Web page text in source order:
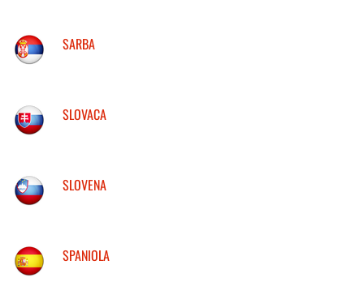
SARBA
SLOVACA
SLOVENA
SPANIOLA